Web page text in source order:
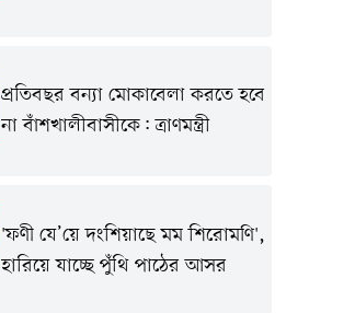
প্রতিবছর বন্যা মোকাবেলা করতে হবে
না বাঁশখালীবাসীকে: ত্রাণমন্ত্রী
'ফণী যে’য়ে দংশিয়াছে মম শিরোমণি',
হারিয়ে যাচ্ছে পুঁথি পাঠের আসর